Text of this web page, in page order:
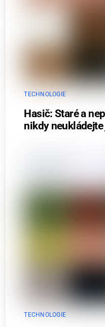
TECHNOLOGIE
Hasič: Staré a
nikdy
TECHNOLOGIE